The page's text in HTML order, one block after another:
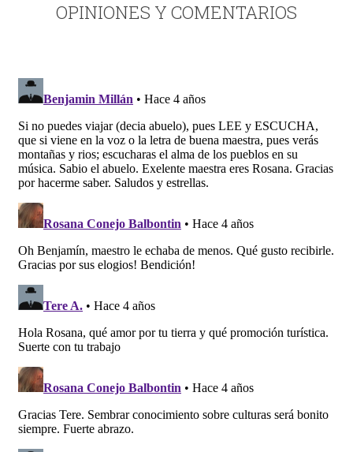
OPINIONES Y COMENTARIOS